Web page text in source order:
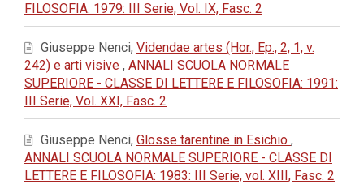
FILOSOFIA: 1979: III Serie, Vol. IX, Fasc. 2
Giuseppe Nenci, Videndae artes (Hor., Ep., 2, 1, v.
242) e arti visive , ANNALI SCUOLA NORMALE
SUPERIORE - CLASSE DI LETTERE E FILOSOFIA: 1991:
III Serie, Vol. XXI, Fasc. 2
Giuseppe Nenci, Glosse tarentine in Esichio ,
ANNALI SCUOLA NORMALE SUPERIORE - CLASSE DI
LETTERE E FILOSOFIA: 1983: III Serie, vol. XIII, Fasc. 2